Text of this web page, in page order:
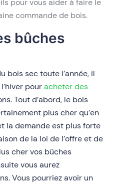
pour vous aider à faire le
commande de bois.
bûches
bois sec toute l’année, il
pouracheter des
Tout d’abord, le bois
plus cher qu’en
la demande est plus forte
de la loi de l’offre et de
cher vos bûches
vous aurez
Vous pourriez avoir un